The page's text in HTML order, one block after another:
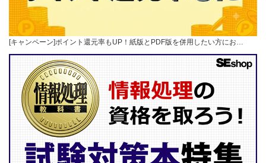
[キャンペーン]ポイント還元率もUP！紙版とPDF版を併用したい方にお…